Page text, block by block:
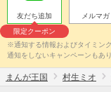
友だち追加
限定クーポン
メルマガ
※通知する情報およびタイミン
通知をしないキャンペーンもあ
まんが王国 村生ミオ